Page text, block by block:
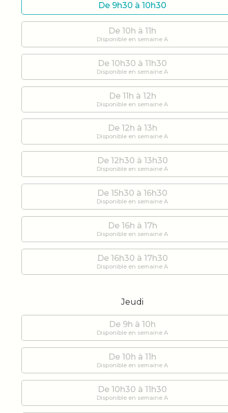
De 9h30 à 10h30
De 10h à 11h
Disponible en semaine A
De 10h30 à 11h30
Disponible en semaine A
De 11h à 12h
Disponible en semaine A
De 12h à 13h
Disponible en semaine A
De 12h30 à 13h30
Disponible en semaine A
De 15h30 à 16h30
Disponible en semaine A
De 16h à 17h
Disponible en semaine A
De 16h30 à 17h30
Disponible en semaine A
Jeudi
De 9h à 10h
Disponible en semaine A
De 10h à 11h
Disponible en semaine A
De 10h30 à 11h30
Disponible en semaine A